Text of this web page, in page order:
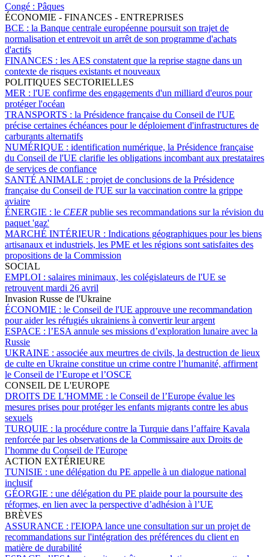
Congé : Pâques
ÉCONOMIE - FINANCES - ENTREPRISES
BCE : la Banque centrale européenne poursuit son trajet de
normalisation et entrevoit un arrêt de son programme d'achats
d'actifs
FINANCES : les AES constatent que la reprise stagne dans un
contexte de risques existants et nouveaux
POLITIQUES SECTORIELLES
MER : l'UE confirme des engagements d'un milliard d'euros pour
protéger l'océan
TRANSPORTS : la Présidence française du Conseil de l'UE
précise certaines échéances pour le déploiement d'infrastructures de
carburants alternatifs
NUMÉRIQUE : identification numérique, la Présidence française
du Conseil de l'UE clarifie les obligations incombant aux prestataires
de services de confiance
SANTÉ ANIMALE : projet de conclusions de la Présidence
française du Conseil de l'UE sur la vaccination contre la grippe
aviaire
ÉNERGIE : le CEER publie ses recommandations sur la révision du
paquet 'gaz'
MARCHÉ INTÉRIEUR : Indications géographiques pour les biens
artisanaux et industriels, les PME et les régions sont satisfaites des
propositions de la Commission
SOCIAL
EMPLOI : salaires minimaux, les colégislateurs de l'UE se
retrouvent mardi 26 avril
Invasion Russe de l'Ukraine
ÉCONOMIE : le Conseil de l'UE approuve une recommandation
pour aider les réfugiés ukrainiens à convertir leur argent
ESPACE : l’ESA annule ses missions d’exploration lunaire avec la
Russie
UKRAINE : associée aux meurtres de civils, la destruction de lieux
de culte en Ukraine constitue un crime contre l’humanité, affirment
le Conseil de l’Europe et l’OSCE
CONSEIL DE L'EUROPE
DROITS DE L'HOMME : le Conseil de l’Europe évalue les
mesures prises pour protéger les enfants migrants contre les abus
sexuels
TURQUIE : la procédure contre la Turquie dans l’affaire Kavala
renforcée par les observations de la Commissaire aux Droits de
l’homme du Conseil de l'Europe
ACTION EXTÉRIEURE
TUNISIE : une délégation du PE appelle à un dialogue national
inclusif
GÉORGIE : une délégation du PE plaide pour la poursuite des
réformes, en lien avec la perspective d’adhésion à l’UE
BRÈVES
ASSURANCE : l'EIOPA lance une consultation sur un projet de
recommandations sur l'intégration des préférences du client en
matière de durabilité